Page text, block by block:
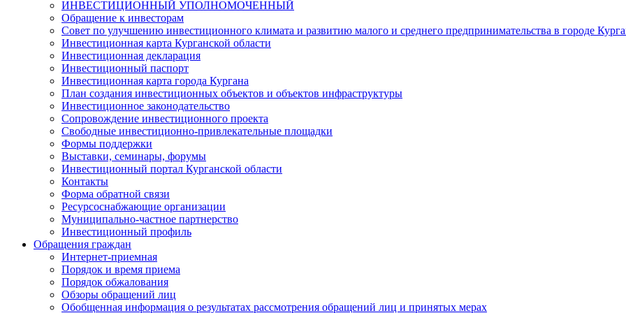
ИНВЕСТИЦИОННЫЙ УПОЛНОМОЧЕННЫЙ
Обращение к инвесторам
Совет по улучшению инвестиционного климата и развитию малого и среднего предпринимательства в городе
Инвестиционная карта Курганской области
Инвестиционная декларация
Инвестиционный паспорт
Инвестиционная карта города Кургана
План создания инвестиционных объектов и объектов инфраструктуры
Инвестиционное законодательство
Сопровождение инвестиционного проекта
Свободные инвестиционно-привлекательные площадки
Формы поддержки
Выставки, семинары, форумы
Инвестиционный портал Курганской области
Контакты
Форма обратной связи
Ресурсоснабжающие организации
Муниципально-частное партнерство
Инвестиционный профиль
Обращения граждан
Интернет-приемная
Порядок и время приема
Порядок обжалования
Обзоры обращений лиц
Обобщенная информация о результатах рассмотрения обращений лиц и принятых мерах